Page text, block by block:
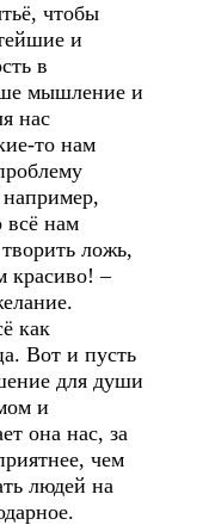
чтобы
и
в
мышление и
нас
то нам
всё нам
ложь,
красиво! –
как
Вот и пусть
для души
и
она нас, за
чем
людей на